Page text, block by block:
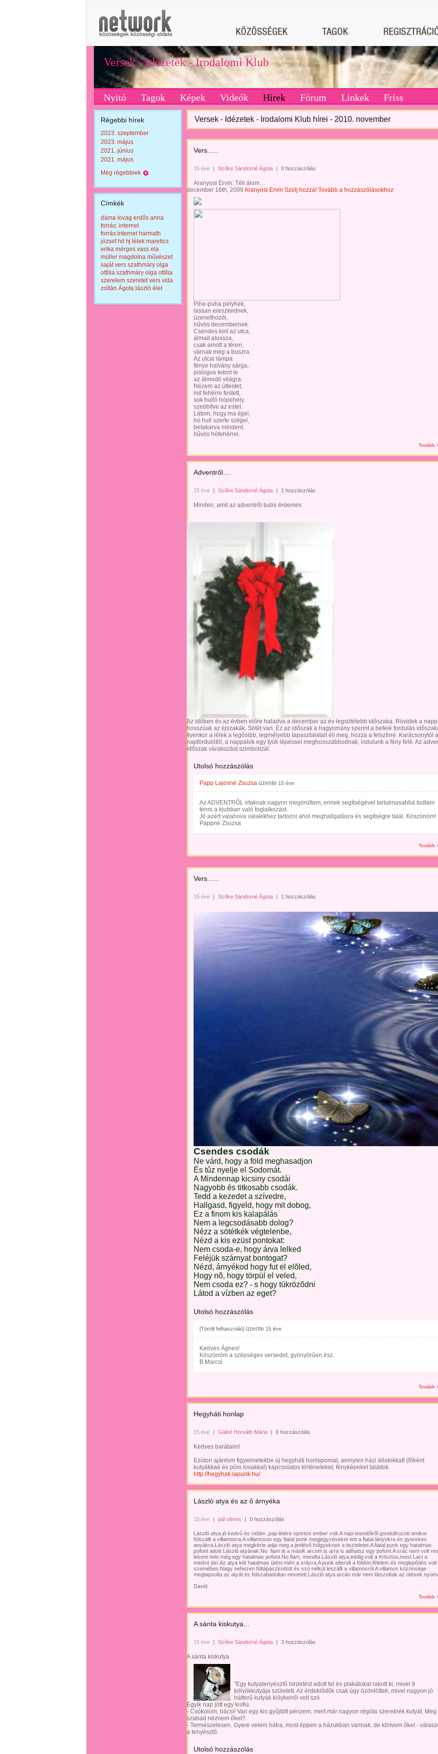
Versek - Idézetek - Irodalomi Klub
Nyitó Tagok Képek Videók Hírek Fórum Linkek Friss
Régebbi hírek
2023. szeptember
2023. május
2021. június
2021. május
Még régebbiek
Címkék
dáma lovag erdős anna
forrás: internet
forrás:internet harmath
józsef hit hj lélek maretics
erika mérges vass eta
müller magdolna művészet
saját vers szathmáry olga
ottilia szathmáry olga ottília
szerelem szeretet vers vida
zoltán Ágota lászló élet
Versek - Idézetek - Irodalomi Klub hírei - 2010. november
Vers......
15 éve | Szőke Sándorné Ágota | 0 hozzászólás
Aranyosi Ervin: Téli álom…
december 16th, 2009 Aranyosi Ervin Szólj hozzá! Tovább a hozzászólásokhoz
Pihe-puha pelyhek,
lassan ereszkednek,
üzenethozói,
hűvös decembernek.
Csendes kint az utca,
álmait alussza,
csak amott a téren,
várnak még a buszra.
Az utcai lámpa
fénye halvány sárga,
pislogva tekint le
az álmodó világra.
Nézem az úttestet,
mit fehérre festett,
sok hulló hópehely,
szebbítve az estet.
Látom, hogy ma éjjel,
hó hull szerte széjjel,
betakarva mindent,
hűvös hófehérrel.
Tovább
Adventről....
15 éve | Szőke Sándorné Ágota | 1 hozzászólás
Minden, amit az adventről tudni érdemes
Az időben és az évben előre haladva a december az év legsötétebb időszaka. Rövidek a
hosszúak az éjszakák. Sötét van. Ez az időszak a hagyomány szerint a befelé fordulás
Ilyenkor a lélek a legősibb, legmélyebb tapasztalatait éli meg, hozza a felszínre. Karácsonytól
napfordulótól, a nappalok egy tyúk lépéssel meghosszabbodnak, indulunk a fény felé. Az
időszak várakozást szimbolizál.
Utolsó hozzászólás
Papp Lajosné Zsuzsa üzente 15 éve
Az ADVENTRŐL írtaknak nagyon megörültem, ennek segítségével tartalmasabbá tudtam
tenni a klubban való foglalkozást.
Jó azért valahova valakikhez tartozni ahol meghallgatásra és segítségre talál. Köszönöm!
Pappné Zsuzsa
Tovább
Vers......
15 éve | Szőke Sándorné Ágota | 1 hozzászólás
Csendes csodák
Ne várd, hogy a föld meghasadjon
És tûz nyelje el Sodomát.
A Mindennap kicsiny csodái
Nagyobb és titkosabb csodák.
Tedd a kezedet a szívedre,
Hallgasd, figyeld, hogy mit dobog,
Ez a finom kis kalapálás
Nem a legcsodásabb dolog?
Nézz a sötétkék végtelenbe,
Nézd a kis ezüst pontokat:
Nem csoda-e, hogy árva lelked
Feléjük szárnyat bontogat?
Nézd, árnyékod hogy fut el elõled,
Hogy nõ, hogy törpül el veled,
Nem csoda ez? - s hogy tükrözõdni
Látod a vízben az eget?
Utolsó hozzászólás
[Törölt felhasználó] üzente 15 éve
Kedves Ágnes!
Köszönöm a szépséges versedet, gyönyörűen írsz.
B.Marcsi
Tovább
Hegyháti honlap
15 éve | Gálné Horváth Mária | 0 hozzászólás
Kedves barátaim!
Ezúton ajánlom figyelmetekbe új hegyháti honlapomat, aemylen házi állatokkatl (főként
kutyákkaé és póni lovakkal) kapcsolatos történeteket, fényképeket találtok.
http://hegyhati.lapunk.hu/
László atya és az ő árnyéka
15 éve | pál vilmos | 0 hozzászólás
László atya jó kedvű és vidám ,pap létére sportos ember volt.A napi teendőiről gondolkozott amikor
fölszállt a villamosra.A villamoson egy fiatal punk megjegyzéseket tett a fiatal lányokra és gyerekes
anyákra.László atya megkérte adja meg a jenlévő hölgyeknek a tiszteletet.A fiatal punk egy hatalmas
pofont adott László atyának.No fiam itt a másik arcom is arra is adhatsz egy pofont.A srác nem volt
lekent neki még egy hatalmas pofont.No fiam, mondta László atya,eddig volt a Krisztus,most Laci a
medve jön.Az atya két hatalmas ütést mért a srácra.A punk elterült a földön,félelem és meglepődés volt
szemében.Nagy nehezen föltápászkodott és szó nélkül leszállt a villamosról.A villamos közönsége
megtapsolta az atyát és felszabadultan nevetett.László atya arcán már nem látszottak az ütések
David.
Tovább
A sánta kiskutya...
15 éve | Szőke Sándorné Ágota | 3 hozzászólás
A sánta kiskutya
"Egy kutyatenyésztő hirdetést adott fel és plakátokat rakott ki, mivel 9
kölyökkutyája született. Az érdeklődők csak úgy özönlöttek, mivel nagyon jó
hátterű kutyák kölykeiről volt szó.
Egyik nap jött egy kisfiú.
- Csókolom, bácsi! Van egy kis gyűjtött pénzem, mert már nagyon régóta szeretnék kutyát. Meg
szabad néznem őket?
- Természetesen. Gyere velem hátra, most éppen a házukban vannak, de kihívom őket -
a tenyésztő.
Utolsó hozzászólás